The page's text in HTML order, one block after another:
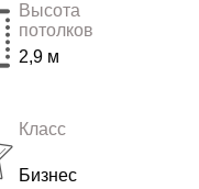
Класс
Бизнес
Высота
потолков
2,9 м